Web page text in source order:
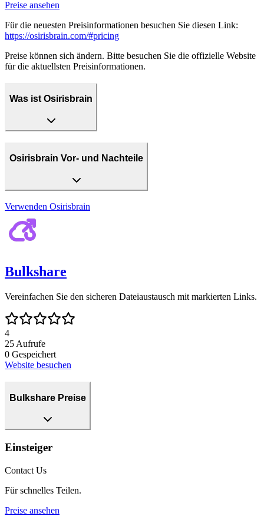
Preise ansehen
Für die neuesten Preisinformationen besuchen Sie diesen Link:
https://osirisbrain.com/#pricing
Preise können sich ändern. Bitte besuchen Sie die offizielle Website
für die aktuellsten Preisinformationen.
Was ist Osirisbrain
Osirisbrain Vor- und Nachteile
Verwenden Osirisbrain
Bulkshare
Vereinfachen Sie den sicheren Dateiaustausch mit markierten Links.
4
25 Aufrufe
0 Gespeichert
Website besuchen
Bulkshare Preise
Einsteiger
Contact Us
Für schnelles Teilen.
Preise ansehen